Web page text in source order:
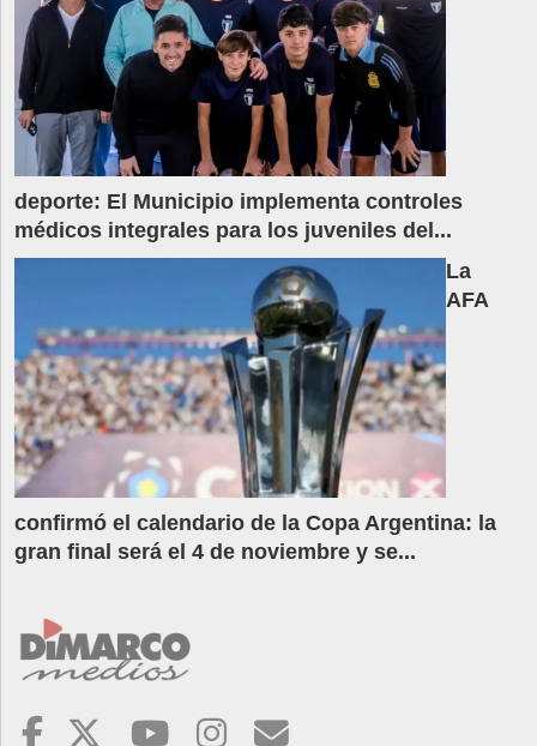
deporte: El Municipio implementa controles
médicos integrales para los juveniles del...
La
AFA
confirmó el calendario de la Copa Argentina: la
gran final será el 4 de noviembre y se...